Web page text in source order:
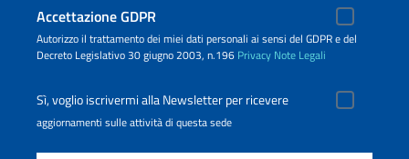
Accettazione GDPR
Autorizzo il trattamento dei miei dati personali ai sensi del GDPR e del
Decreto Legislativo 30 giugno 2003, n.196 Privacy Note Legali
Sì, voglio iscrivermi alla Newsletter per ricevere
aggiornamenti sulle attività di questa sede